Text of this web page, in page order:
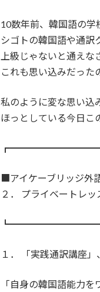
10数年前、韓国語の学
シゴトの韓国語や通訳
上級じゃないと通えな
これも思い込みだった
私のように変な思い込
ほっとしている今日こ
■アイケーブリッジ外
２． プライベートレ
１． 「実践通訳講座
「自身の韓国語能力を